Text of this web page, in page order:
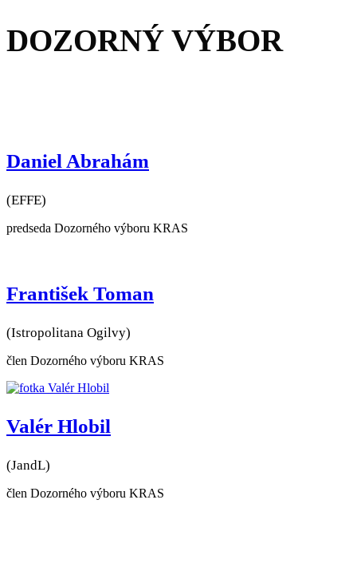
DOZORNÝ VÝBOR
Daniel Abrahám
(EFFE)
predseda Dozorného výboru KRAS
František Toman
(Istropolitana Ogilvy)
člen Dozorného výboru KRAS
Valér Hlobil
(JandL)
člen Dozorného výboru KRAS